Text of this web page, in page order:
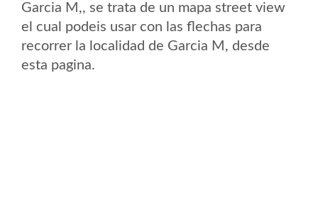
Garcia M,, se trata de un mapa street view
el cual podeis usar con las flechas para
recorrer la localidad de Garcia M, desde
esta pagina.